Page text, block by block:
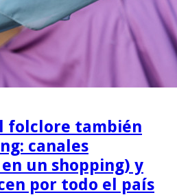
folclore también
canales
un shopping) y
por todo el país